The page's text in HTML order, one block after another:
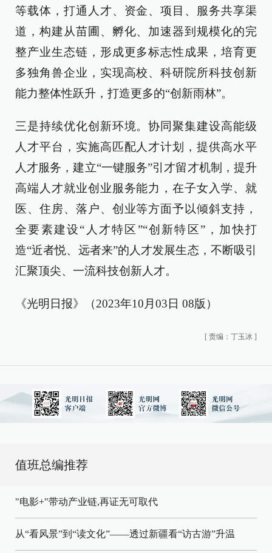
等载体，打通人才、资金、项目、服务共享渠
道，构建从苗圃、孵化、加速器到规模化的完
整产业生态链，形成更多标志性成果，培育更
多独角兽企业，实现高校、科研院所科技创新
能力整体性跃升，打造更多的“创新雨林”。
三是持续优化创新环境。协同聚集建设高能级
人才平台，实施高匹配人才计划，提供高水平
人才服务，建立“一键服务”引才留才机制，提升
高端人才就业创业服务能力，在子女入学、就
医、住房、落户、创业等方面予以倾斜支持，
全要素建设“人才特区”“创新特区”，加快打
造“近者悦、远者来”的人才发展生态，不断吸引
汇聚顶尖、一流科技创新人才。
《光明日报》（2023年10月03日 08版）
[ 责编：丁玉冰 ]
值班总编推荐
"电影+"带动产业链,再证无可取代
从“看风景”到“读文化”——透过新疆看“访古游”升温